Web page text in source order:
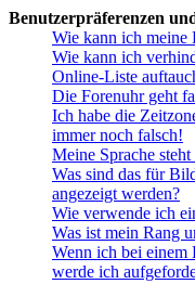
Benutzerpräferenzen
Wie kann ich meine
Wie kann ich
Online-Liste
Die Forenuhr geht
Ich habe die
immer noch falsch!
Meine Sprache
Was sind das für
angezeigt werden?
Wie verwende ich
Was ist mein Rang
Wenn ich bei
werde ich